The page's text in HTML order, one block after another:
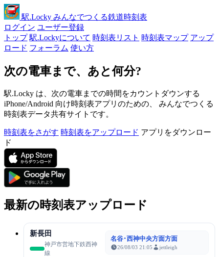
駅.Locky みんなでつくる鉄道時刻表
ログイン ユーザー登録
トップ 駅.Lockyについて 時刻表リスト 時刻表マップ アップ
ロード フォーラム 使い方
次の電車まで、あと何分?
駅.Locky は、次の電車までの時間をカウントダウンする
iPhone/Android 向け時刻表アプリのための、 みんなでつくる
時刻表データ共有サイトです。
時刻表をさがす 時刻表をアップロード アプリをダウンロー
ド
最新の時刻表アップロード
新長田
神戸市営地下鉄西神
線
名谷･西神中央方面方面
26/08/03 21:05 jettleigh